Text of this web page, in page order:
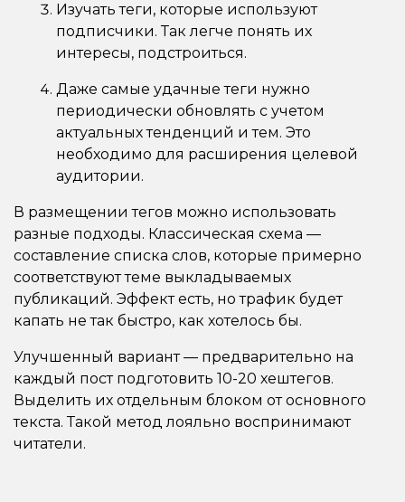
Изучать теги, которые используют
подписчики. Так легче понять их
интересы, подстроиться.
Даже самые удачные теги нужно
периодически обновлять с учетом
актуальных тенденций и тем. Это
необходимо для расширения целевой
аудитории.
В размещении тегов можно использовать
разные подходы. Классическая схема —
составление списка слов, которые примерно
соответствуют теме выкладываемых
публикаций. Эффект есть, но трафик будет
капать не так быстро, как хотелось бы.
Улучшенный вариант — предварительно на
каждый пост подготовить 10-20 хештегов.
Выделить их отдельным блоком от основного
текста. Такой метод лояльно воспринимают
читатели.